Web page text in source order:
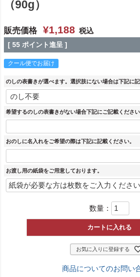
（90g）
販売価格 ¥1,188 税込
[ 55 ポイント進呈 ]
クール便でお届け
のしの表書きが選べます。選択肢にない場合は下記に
希望するのしの表書きがない場合下記にご記載ください
おのしに名入れをご希望の際は下記に記載ください。
お渡し用の紙袋をご用意しております。
数量：
カートに入れる
お気に入りに登録する
商品についてのお問い